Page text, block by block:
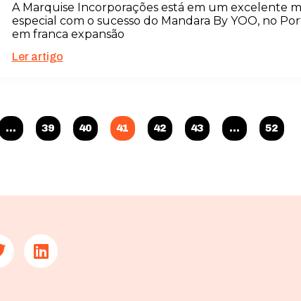
A Marquise Incorporações está em um excelente
especial com o sucesso do Mandara By YOO, no
em franca expansão
Ler artigo
… 39 40 41 42 43 … 52